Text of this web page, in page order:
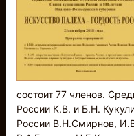
состоит 77 членов.
России К.В. и Б.Н.
России В.Н.Смирнов,